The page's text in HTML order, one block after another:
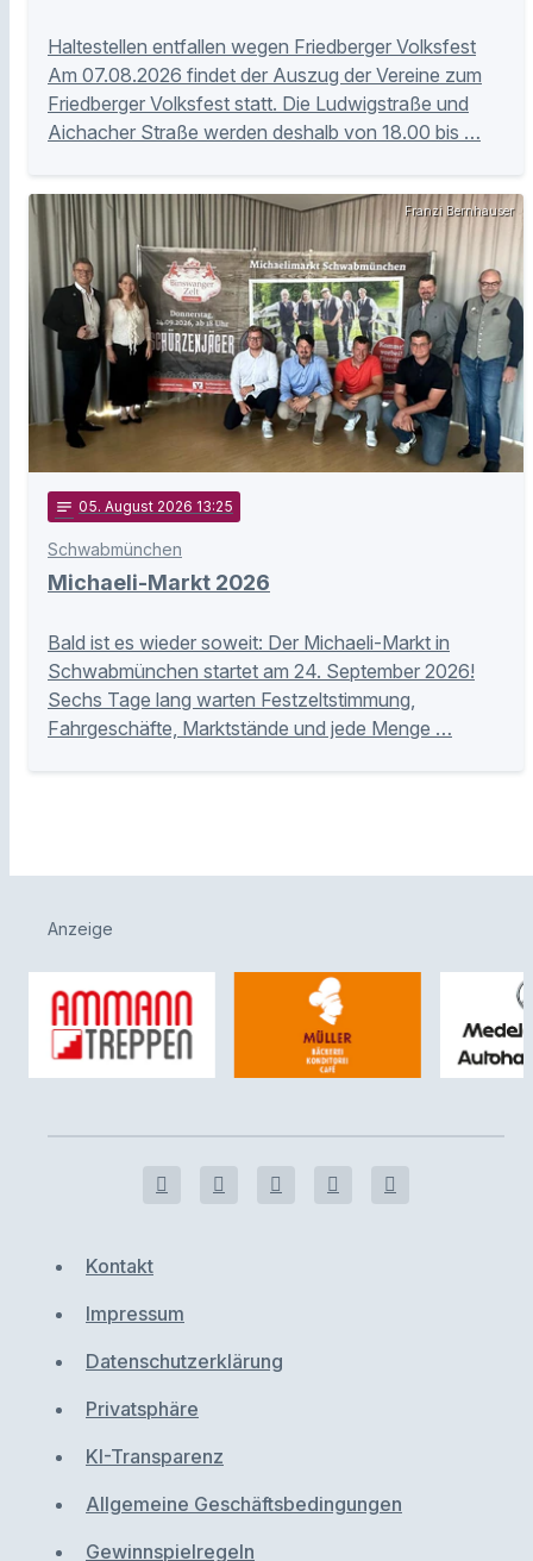
Haltestellen entfallen wegen Friedberger Volksfest
Am 07.08.2026 findet der Auszug der Vereine zum
Friedberger Volksfest statt. Die Ludwigstraße und
Aichacher Straße werden deshalb von 18.00 bis …
Franzi Bernhauser
notes 05. August 2026 13:25
Schwabmünchen
Michaeli-Markt 2026
Bald ist es wieder soweit: Der Michaeli-Markt in
Schwabmünchen startet am 24. September 2026!
Sechs Tage lang warten Festzeltstimmung,
Fahrgeschäfte, Marktstände und jede Menge …
Anzeige
Kontakt
Impressum
Datenschutzerklärung
Privatsphäre
KI-Transparenz
Allgemeine Geschäftsbedingungen
Gewinnspielregeln